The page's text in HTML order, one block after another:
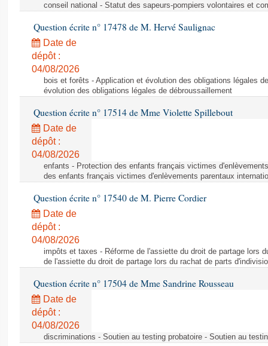
conseil national - Statut des sapeurs-pompiers volontaires et
Question écrite n° 17478 de M. Hervé Saulignac
Date de
dépôt :
04/08/2026
bois et forêts - Application et évolution des obligations légales
évolution des obligations légales de débroussaillement
Question écrite n° 17514 de Mme Violette Spillebout
Date de
dépôt :
04/08/2026
enfants - Protection des enfants français victimes
des enfants français victimes d'enlèvements parentaux
Question écrite n° 17540 de M. Pierre Cordier
Date de
dépôt :
04/08/2026
impôts et taxes - Réforme de l'assiette du droit de partage lors
de l'assiette du droit de partage lors du rachat de parts
Question écrite n° 17504 de Mme Sandrine Rousseau
Date de
dépôt :
04/08/2026
discriminations - Soutien au testing probatoire - Soutien au